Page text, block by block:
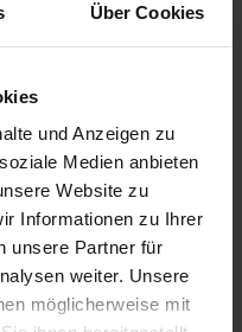
Über Cookies
und Anzeigen zu
Medien anbieten
Website zu
Informationen zu Ihrer
unsere Partner für
weiter. Unsere
möglicherweise mit
durch
und
echter
Hauswand